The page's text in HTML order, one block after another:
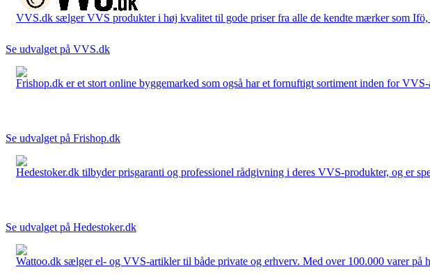
VVS.dk sælger VVS produkter i høj kvalitet til gode priser fra alle de kendte mærker som
Se udvalget på VVS.dk
Frishop.dk er et stort online byggemarked som også har et fornuftigt sortiment inden for
Se udvalget på Frishop.dk
Hedestoker.dk tilbyder prisgaranti og professionel rådgivning i deres VVS-produkter, og er
Se udvalget på Hedestoker.dk
Wattoo.dk sælger el- og VVS-artikler til både private og erhverv. Med over 100.000 varer